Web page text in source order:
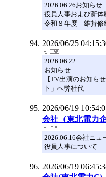
2026.06.26お知らせ
役員人事および新
令和８年度 維持修
2026/06/25
2026.06.22
お知らせ
【TV出演のお知ら
ト」へ弊社代
2026/06/19
会社（東北電力
2026.06.16会社ニュ
役員人事について
2026/06/19